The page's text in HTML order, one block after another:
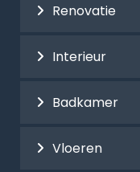
Renovatie
Interieur
Badkamer
Vloeren